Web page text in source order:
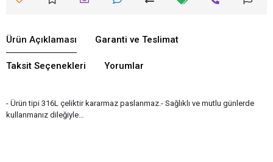
Ürün Açıklaması Garanti ve Teslimat
Taksit Seçenekleri Yorumlar
- Ürün tipi 316L çeliktir kararmaz paslanmaz.- Sağlıklı ve mutlu günlerde
kullanmanız dileğiyle…